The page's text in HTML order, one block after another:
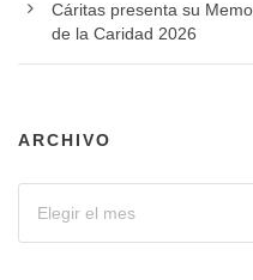
Cáritas presenta su
de la Caridad 2026
ARCHIVO